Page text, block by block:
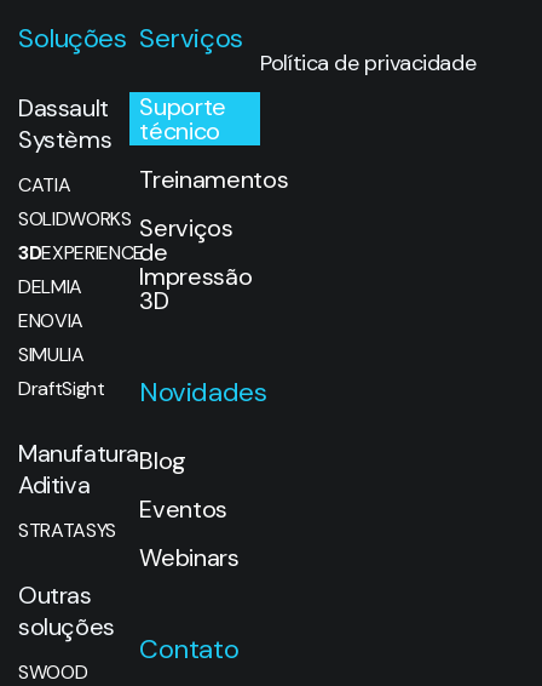
Soluções
Dassault
Systèms
CATIA
SOLIDWORKS
3DEXPERIENCE
DELMIA
ENOVIA
SIMULIA
DraftSight
Manufatura
Aditiva
STRATASYS
Outras
soluções
SWOOD
Serviços
Suporte
técnico
Treinamentos
Serviços
de
Impressão
3D
Novidades
Blog
Eventos
Webinars
Contato
Política de privacidade